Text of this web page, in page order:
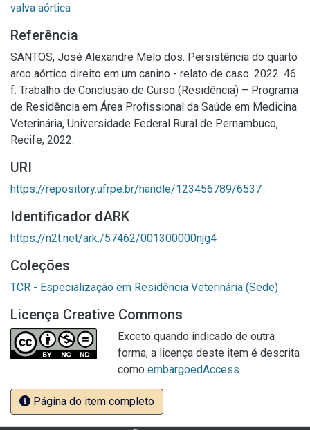
valva aórtica
Referência
SANTOS, José Alexandre Melo dos. Persistência do quarto
arco aórtico direito em um canino - relato de caso. 2022. 46
f. Trabalho de Conclusão de Curso (Residência) – Programa
de Residência em Área Profissional da Saúde em Medicina
Veterinária, Universidade Federal Rural de Pernambuco,
Recife, 2022.
URI
https://repository.ufrpe.br/handle/123456789/6537
Identificador dARK
https://n2t.net/ark:/57462/001300000njg4
Coleções
TCR - Especialização em Residência Veterinária (Sede)
Licença Creative Commons
Exceto quando indicado de outra
forma, a licença deste item é descrita
como embargoedAccess
Página do item completo